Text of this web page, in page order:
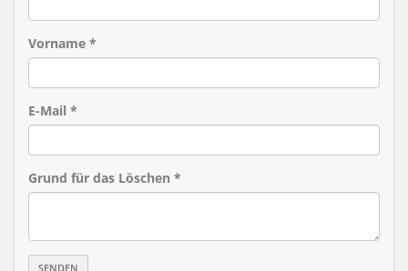
Vorname *
E-Mail *
Grund für das Löschen *